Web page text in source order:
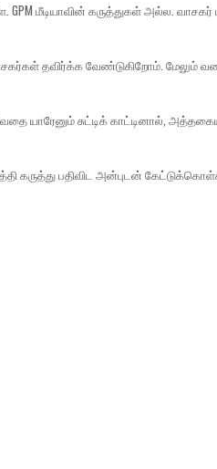
மீடியாவின் கருத்துகள் அல்ல. வாசகர்
தவிர்க்க வேண்டுகிறோம். மேலும்
யாரேனும் சுட்டிக் காட்டினால்,
கருத்து பதிவிட அன்புடன்